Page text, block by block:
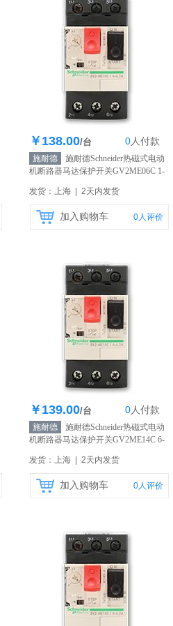
库存1000个
￥138.00/台 0人付款
施耐德
施耐德Schneider热磁式电动
机断路器马达保护开关GV2ME06C 1-
发货：上海 | 2天内发货
加入购物车 0人评价
库存1000个
￥139.00/台 0人付款
施耐德
施耐德Schneider热磁式电动
机断路器马达保护开关GV2ME14C 6-
发货：上海 | 2天内发货
加入购物车 0人评价